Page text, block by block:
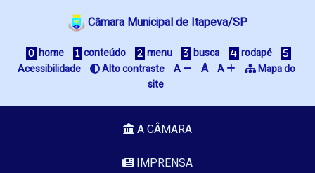
Câmara Municipal de Itapeva/SP
home conteúdo menu busca
rodapé
Acessibilidade
Alto contraste A A A
Mapa do
site
A CÂMARA
IMPRENSA